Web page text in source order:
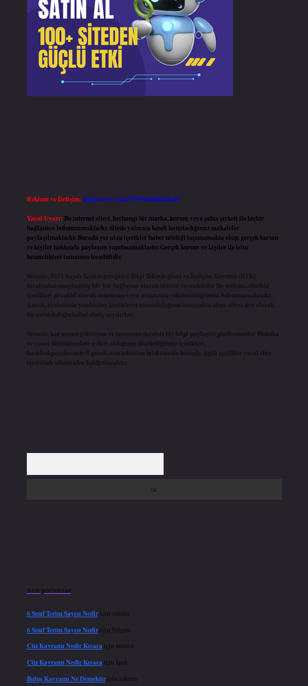
Reklam ve İletişim:Skype: live:.cid.575569c608265c69
Yasal Uyarı: Bu internet sitesi, herhangi bir marka, kurum veya şahıs şirketi ile hiçbir
bağlantısı bulunmamaktadır. Sitede yalnızca kendi hazırladığımız makaleler
paylaşılmaktadır. Burada yer alan içerikler haber niteliği taşımamakta olup, gerçek kurum
ve kişiler hakkında paylaşım yapılmamaktadır. Gerçek kurum ve kişiler ile isim
benzerlikleri tamamen tesadüfidir.
Sitemiz, 5651 Sayılı Kanun gereğince Bilgi Teknolojileri ve İletişim Kurumu (BTK)
tarafından onaylanmış bir Yer Sağlayıcı olarak hizmet vermektedir. Bu nedenle, sitedeki
içerikleri proaktif olarak denetleme veya araştırma yükümlülüğümüz bulunmamaktadır.
Ancak, üyelerimiz yazdıkları içeriklerin sorumluluğunu taşımakta olup, siteye üye olarak
bu sorumluluğu kabul etmiş sayılırlar.
Sitemiz, kar amacı gütmeyen ve tamamen ücretsiz bir bilgi paylaşım platformudur. Hukuka
ve yasal düzenlemelere aykırı olduğunu düşündüğünüz içerikleri,
backlinkpanelicomtr@gmail.com adresine bildirmeniz halinde, ilgili içerikler yasal süre
içerisinde sitemizden kaldırılacaktır.
Son yorumlar
6 Sınıf Terim Sayısı Nediriçin admin
6 Sınıf Terim Sayısı Nediriçin Nilgün
Cüz Kavramı Nedir Kısacaiçin admin
Cüz Kavramı Nedir Kısacaiçin
İpek
Buluş Kavramı Ne Demektiriçin admin